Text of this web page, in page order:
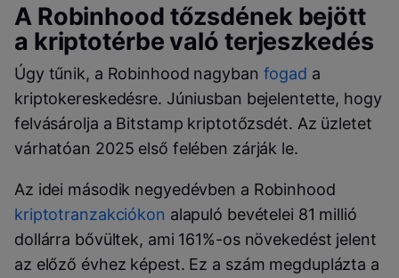
A Robinhood tőzsdének bejött
a kriptotérbe való terjeszkedés
Úgy tűnik, a Robinhood nagyban fogad a
kriptokereskedésre. Júniusban bejelentette, hogy
felvásárolja a Bitstamp kriptotőzsdét. Az üzletet
várhatóan 2025 első felében zárják le.
Az idei második negyedévben a Robinhood
kriptotranzakciókon alapuló bevételei 81 millió
dollárra bővültek, ami 161%-os növekedést jelent
az előző évhez képest. Ez a szám megduplázta a